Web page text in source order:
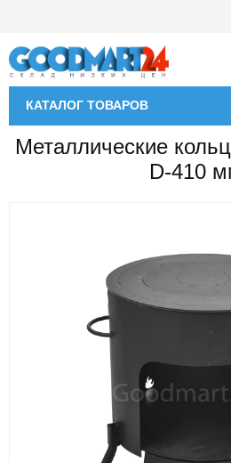
КАТАЛОГ ТОВАРОВ
Металлические
D-410